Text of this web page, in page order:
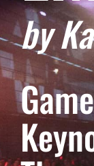
Kontakt
by